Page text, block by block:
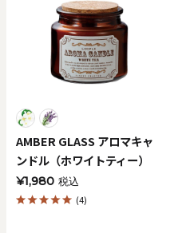
色で探す
お買い物ガイド
AMBER GLASS アロマキャ
ンドル（ホワイトティー）
¥1,980 税込
(4)